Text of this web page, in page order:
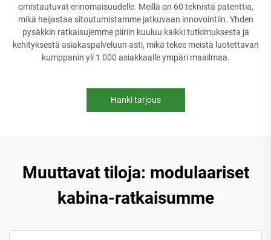
omistautuvat erinomaisuudelle. Meillä on 60 teknistä patenttia,
mikä heijastaa sitoutumistamme jatkuvaan innovointiin. Yhden
pysäkkin ratkaisujemme piiriin kuuluu kaikki tutkimuksesta ja
kehityksestä asiakaspalveluun asti, mikä tekee meistä luotettavan
kumppanin yli 1 000 asiakkaalle ympäri maailmaa.
Hanki tarjous
Muuttavat tiloja: modulaariset
kabina-ratkaisumme